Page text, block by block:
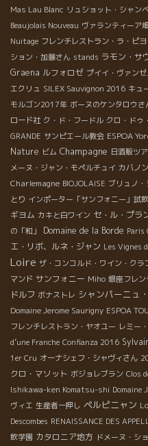
Mas Lau Blanc リュショット・シャン
Beaujolais Nouveau ヴァランティーア畑
Nuitage フレンチレストラン・ラ・ピ
ション・加藤さん stands ラモン・サ
Graena ルフォロゼ プイイ・ヴァン
エクリュ SILEX Sauvignon 2016 キュ
モルゴン2017年 ボーヌのケンタロウさ
ロード社 ク・ド・フードル クロ・ドゥ
GRANDE サンピエール教会 ESPOA
Nature ビム Champagne 日酒販ツ
メーヌ・ジャン・モペルチュイ カバノン
Charlemagne BIOJOLAISE ブリュノ
とり インポーター「サンフォニー」試
ギヨム カキと白ワイン セ・ル・プラ
の「和」
Domaine de la Borde
エ・リボ、ルネ・ジャン Les Vignes
Loire ザ・コンコルド・ワイン・クラ
マンド サンフォニー Miho 銀座フレン
ドルフ ボナストレ シャンパーニュ
Domaine Jerome Saurigny ESPOA
フレンチレストラン・ヤオユー レミー
d’une Franche Confianza 2016
1er Cru オーナシェフ・シャヴィさん
クロ・マソット ボジョレブラン Clos
Ishikawa-ken Komatsu-shi Domaine
ヴィエ 生産者一押し ペルピニャン
Descombes RENAISSANCE DES
飲学園 カタロニア地方 ドメーヌ・シ